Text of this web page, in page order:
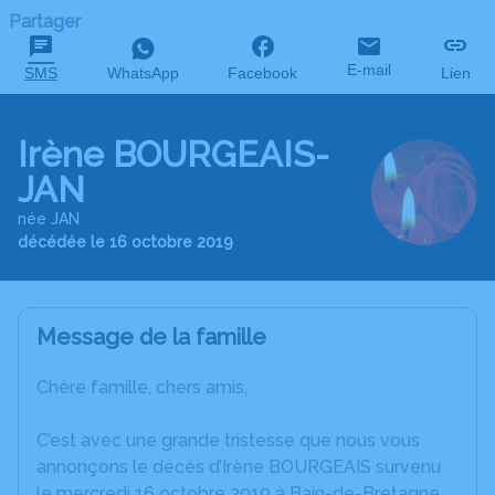
Partager
SMS WhatsApp Facebook E-mail Lien
Irène BOURGEAIS-
JAN
née JAN
décédée le 16 octobre 2019
Message de la famille
Chère famille, chers amis,
C’est avec une grande tristesse que nous vous
annonçons le décès d’Irène BOURGEAIS survenu